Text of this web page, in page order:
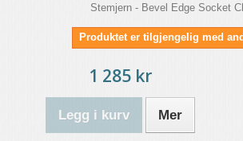
Stemjern - Bevel Edge Socket
Produktet er tilgjengelig med
1 285 kr
Legg i kurv Mer